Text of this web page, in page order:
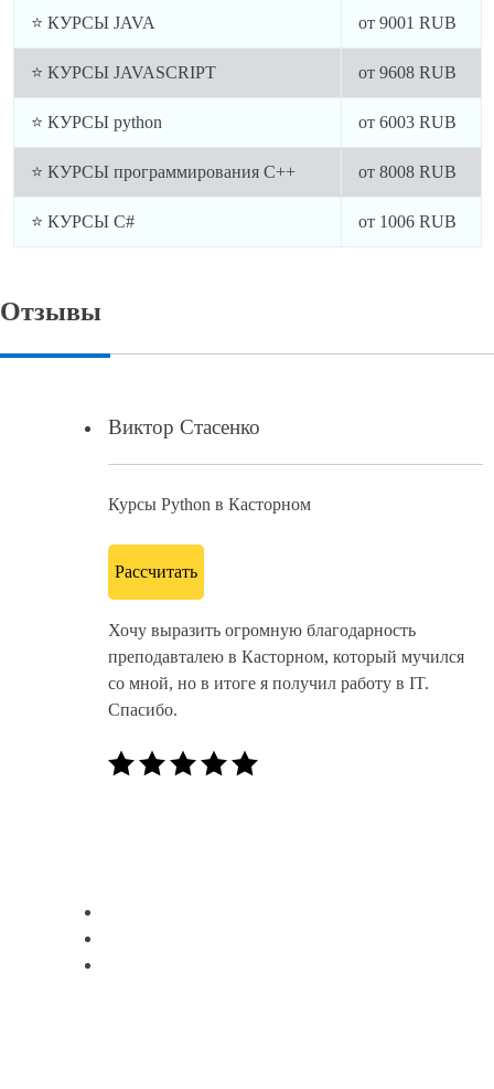
⭐ КУРСЫ JAVA от 9001 RUB
⭐ КУРСЫ JAVASCRIPT от 9608 RUB
⭐ КУРСЫ python от 6003 RUB
⭐ КУРСЫ программирования C++ от 8008 RUB
⭐ КУРСЫ C# от 1006 RUB
Отзывы
Виктор Стасенко
Курсы Python в Касторном
Рассчитать
Хочу выразить огромную благодарность
преподавталею в Касторном, который мучился
со мной, но в итоге я получил работу в IT.
Спасибо.